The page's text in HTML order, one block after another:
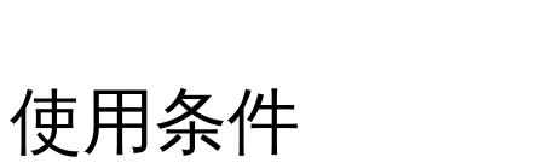
使用条件